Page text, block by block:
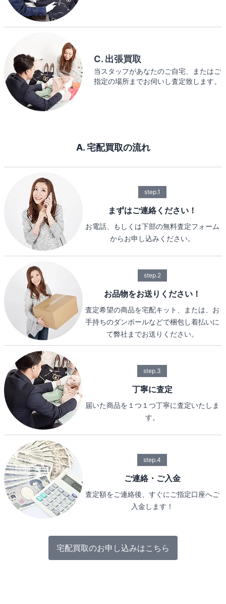
C. 出張買取
当スタッフがあなたのご自宅、またはご
指定の場所までお伺いし査定致します。
A. 宅配買取の流れ
step.1
まずはご連絡ください！
お電話、もしくは下部の無料査定フォーム
からお申し込みください。
step.2
お品物をお送りください！
査定希望の商品を宅配キット、または、お
手持ちのダンボールなどで梱包し着払いに
て弊社までお送りください。
step.3
丁寧に査定
届いた商品を１つ１つ丁寧に査定いたしま
す。
step.4
ご連絡・ご入金
査定額をご連絡後、すぐにご指定口座へご
入金します！
宅配買取のお申し込みはこちら